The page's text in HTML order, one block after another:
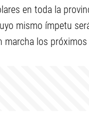
en toda la
mismo ímpetu
los próximos